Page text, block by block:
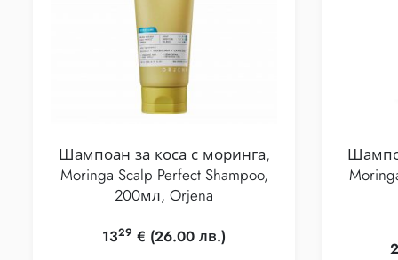
Шампоан за коса с моринга,
Moringa Scalp Perfect Shampoo,
200мл, Orjena
1329 € (26.00 лв.)